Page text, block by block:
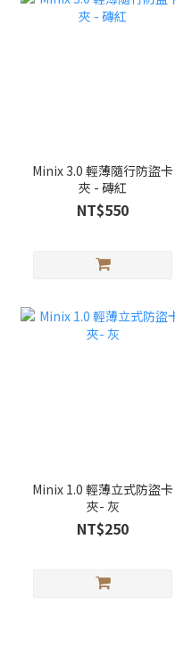
Minix 3.0 輕薄隨行防盜卡
夾 - 磚紅
NT$550
Minix 1.0 輕薄立式防盜卡
夾- 灰
NT$250